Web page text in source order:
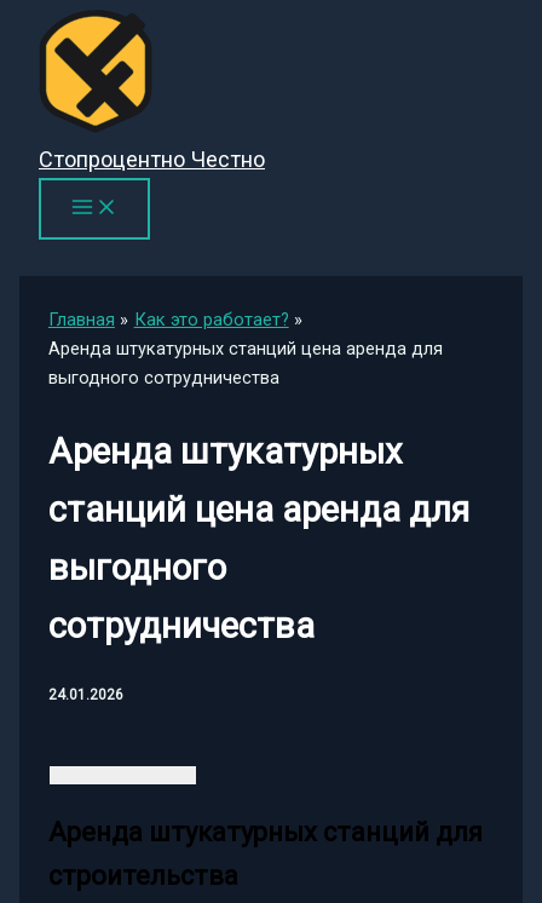
Перейти
содержимому
Стопроцентно Честно
Главная
Как это работает?
Аренда штукатурных станций цена аренда для
выгодного сотрудничества
Аренда штукатурных
станций цена аренда для
выгодного
сотрудничества
24.01.2026
Аренда штукатурных станций для
строительства